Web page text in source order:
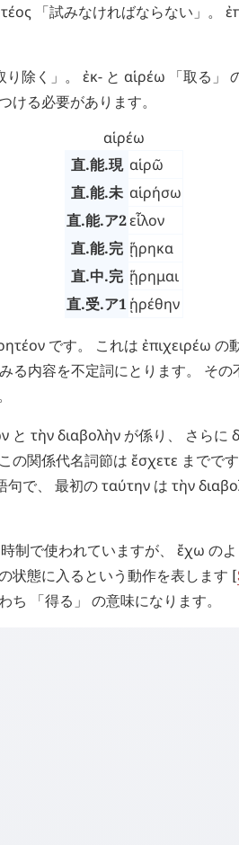
「試みなければならない」。
り除く」。 ἐκ- と αἱρέω 「取る」
ける必要があります。
αἱρέω
直.能.現 αἱρῶ
直.能.未 αἱρήσω
直.能.ア2εἷλον
直.能.完 ᾕρηκα
直.中.完 ᾕρημαι
直.受.ア1 ᾑρέθην
です。 これは ἐπιχειρέω の
る内容を不定詞にとります。 そ
と τὴνδιαβολὴν が係り、 さらに
の関係代名詞節は ἔσχετε までで
句で、 最初のταύτην は τὴν
制で使われていますが、 ἔχω の
状態に入るという動作を表します [
ち 「得る」 の意味になります。